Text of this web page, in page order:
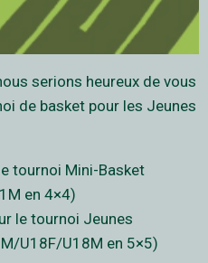
serions heureux de vous
de basket pour les Jeunes
tournoi Mini-Basket
en 4×4)
le tournoi Jeunes
U18F/U18M en 5×5)